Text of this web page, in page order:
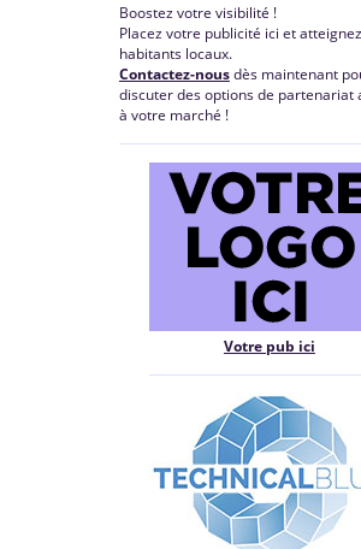
Boostez votre visibilité !
Placez votre publicité ici et
habitants locaux.
Contactez-nousdès maintenant
discuter des options de partenariat
à votre marché !
Votre pub ici